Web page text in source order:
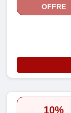
OFFRE
10%